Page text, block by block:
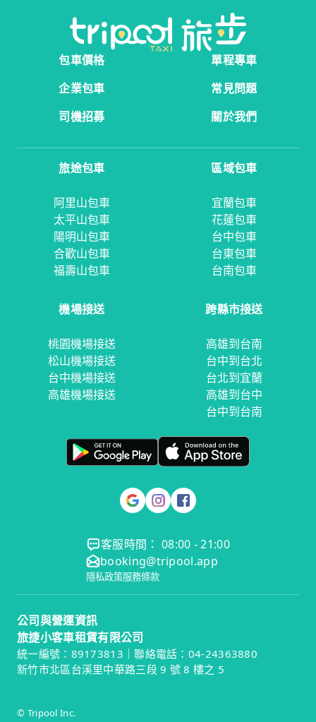
包車價格
單程專車
企業包車
常見問題
司機招募
關於我們
旅途包車
阿里山包車
太平山包車
陽明山包車
合歡山包車
福壽山包車
區域包車
宜蘭包車
花蓮包車
台中包車
台東包車
台南包車
機場接送
桃園機場接送
松山機場接送
台中機場接送
高雄機場接送
跨縣市接送
高雄到台南
台中到台北
台北到宜蘭
高雄到台中
台中到台南
客服時間： 08:00 - 21:00
booking@tripool.app
隱私政策服務條款
公司與營運資訊
旅捷小客車租賃有限公司
統一編號：89173813｜聯絡電話：04-24363880
新竹市北區台溪里中華路三段 9 號 8 樓之 5
© Tripool Inc.